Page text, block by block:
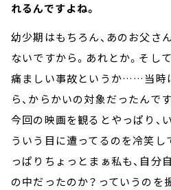
れるんですよね。
幼少期はもちろん、あのお父さ
ないですから。あれとか。そし
痛ましい事故というか……当時
ら、からかいの対象だったんで
今回の映画を観るとやっぱり、
ういう目に遭ってるのを冷笑
っぱりちょっとまぁ私も、自分
の中だったのか？っていうのを